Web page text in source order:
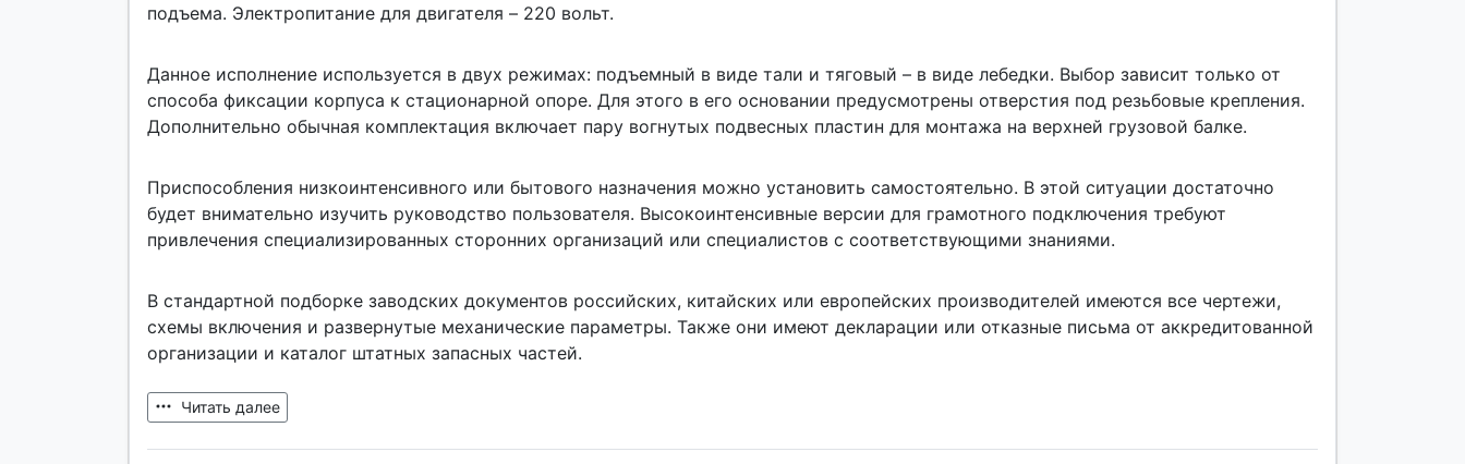
подъема. Электропитание для двигателя – 220 вольт.
Данное исполнение используется в двух режимах: подъемный в виде тали и тяговый – в виде лебедки. Выбор зависит только от
способа фиксации корпуса к стационарной опоре. Для этого в его основании предусмотрены отверстия под резьбовые крепления.
Дополнительно обычная комплектация включает пару вогнутых подвесных пластин для монтажа на верхней грузовой балке.
Приспособления низкоинтенсивного или бытового назначения можно установить самостоятельно. В этой ситуации достаточно
будет внимательно изучить руководство пользователя. Высокоинтенсивные версии для грамотного подключения требуют
привлечения специализированных сторонних организаций или специалистов с соответствующими знаниями.
В стандартной подборке заводских документов российских, китайских или европейских производителей имеются все чертежи,
схемы включения и развернутые механические параметры. Также они имеют декларации или отказные письма от аккредитованной
организации и каталог штатных запасных частей.
Читать далее